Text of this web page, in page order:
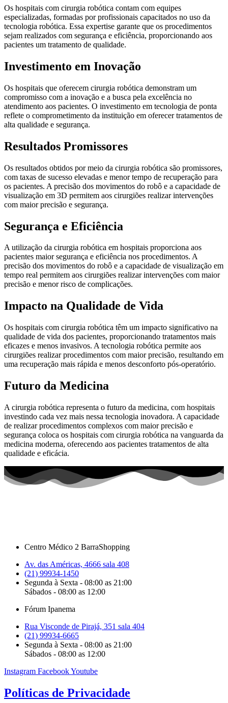
Os hospitais com cirurgia robótica contam com equipes
especializadas, formadas por profissionais capacitados no uso da
tecnologia robótica. Essa expertise garante que os procedimentos
sejam realizados com segurança e eficiência, proporcionando aos
pacientes um tratamento de qualidade.
Investimento em Inovação
Os hospitais que oferecem cirurgia robótica demonstram um
compromisso com a inovação e a busca pela excelência no
atendimento aos pacientes. O investimento em tecnologia de ponta
reflete o comprometimento da instituição em oferecer tratamentos de
alta qualidade e segurança.
Resultados Promissores
Os resultados obtidos por meio da cirurgia robótica são promissores,
com taxas de sucesso elevadas e menor tempo de recuperação para
os pacientes. A precisão dos movimentos do robô e a capacidade de
visualização em 3D permitem aos cirurgiões realizar intervenções
com maior precisão e segurança.
Segurança e Eficiência
A utilização da cirurgia robótica em hospitais proporciona aos
pacientes maior segurança e eficiência nos procedimentos. A
precisão dos movimentos do robô e a capacidade de visualização em
tempo real permitem aos cirurgiões realizar intervenções com maior
precisão e menor risco de complicações.
Impacto na Qualidade de Vida
Os hospitais com cirurgia robótica têm um impacto significativo na
qualidade de vida dos pacientes, proporcionando tratamentos mais
eficazes e menos invasivos. A tecnologia robótica permite aos
cirurgiões realizar procedimentos com maior precisão, resultando em
uma recuperação mais rápida e menos desconforto pós-operatório.
Futuro da Medicina
A cirurgia robótica representa o futuro da medicina, com hospitais
investindo cada vez mais nessa tecnologia inovadora. A capacidade
de realizar procedimentos complexos com maior precisão e
segurança coloca os hospitais com cirurgia robótica na vanguarda da
medicina moderna, oferecendo aos pacientes tratamentos de alta
qualidade e eficácia.
Centro Médico 2 BarraShopping
Av. das Américas, 4666 sala 408
(21) 99934-1450
Segunda à Sexta - 08:00 as 21:00
Sábados - 08:00 as 12:00
Fórum Ipanema
Rua Visconde de Pirajá, 351 sala 404
(21) 99934-6665
Segunda à Sexta - 08:00 as 21:00
Sábados - 08:00 as 12:00
Instagram FacebookYoutube
Políticas de Privacidade